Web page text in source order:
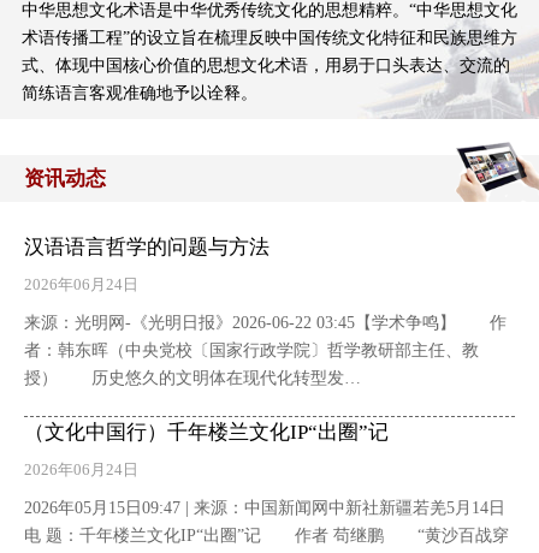
中华思想文化术语是中华优秀传统文化的思想精粹。“中华思想文化
术语传播工程”的设立旨在梳理反映中国传统文化特征和民族思维方
式、体现中国核心价值的思想文化术语，用易于口头表达、交流的
简练语言客观准确地予以诠释。
资讯动态
汉语语言哲学的问题与方法
2026年06月24日
来源：光明网-《光明日报》2026-06-22 03:45【学术争鸣】 作
者：韩东晖（中央党校〔国家行政学院〕哲学教研部主任、教
授） 历史悠久的文明体在现代化转型发…
（文化中国行）千年楼兰文化IP“出圈”记
2026年06月24日
2026年05月15日09:47 | 来源：中国新闻网中新社新疆若羌5月14日
电 题：千年楼兰文化IP“出圈”记 作者 苟继鹏 “黄沙百战穿